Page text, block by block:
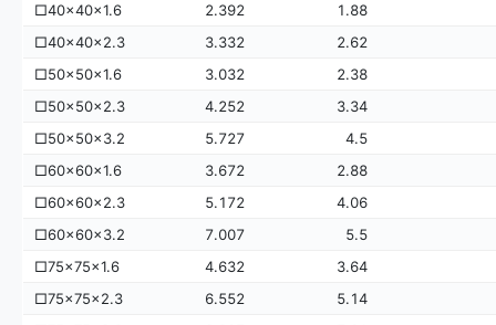
□40×40×1.6
2.392
1.88
□40×40×2.3
3.332
2.62
□50×50×1.6
3.032
2.38
□50×50×2.3
4.252
3.34
□50×50×3.2
5.727
4.5
□60×60×1.6
3.672
2.88
□60×60×2.3
5.172
4.06
□60×60×3.2
7.007
5.5
□75×75×1.6
4.632
3.64
□75×75×2.3
6.552
5.14